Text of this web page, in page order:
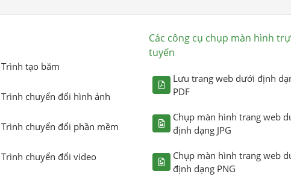
Trình tạo băm
Trình chuyển đổi hình ảnh
Trình chuyển đổi phần mềm
Trình chuyển đổi video
Các công cụ chụp màn hình
tuyến
Lưu trang web dưới định
PDF
Chụp màn hình trang web
định dạng JPG
Chụp màn hình trang web
định dạng PNG